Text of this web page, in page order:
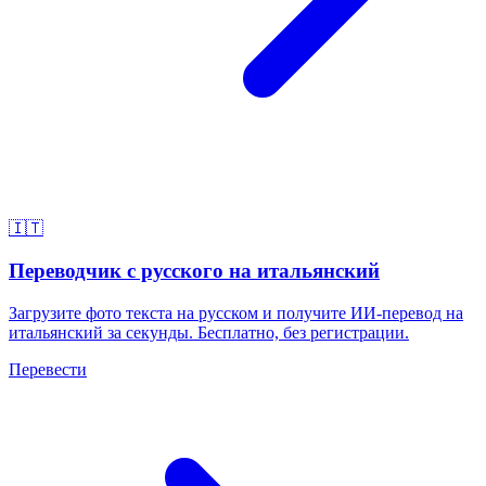
🇮🇹
Переводчик с русского на итальянский
Загрузите фото текста на русском и получите ИИ-перевод на
итальянский за секунды. Бесплатно, без регистрации.
Перевести